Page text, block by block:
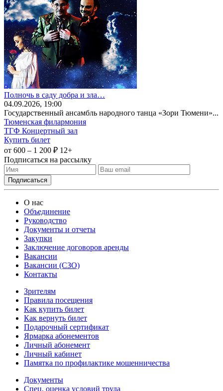
Полночь в саду добра и зла…
04.09.2026, 19:00
Государственный ансамбль народного танца «Зори Тюмени»...
Тюменская филармония
ТГФ Концертный зал
Купить билет
от 600 – 1 200 ₽ 12+
Подписаться на рассылку
О нас
Объединение
Руководство
Документы и отчеты
Закупки
Заключение договоров аренды
Вакансии
Вакансии (СЗО)
Контакты
Зрителям
Правила посещения
Как купить билет
Как вернуть билет
Подарочный сертификат
Ярмарка абонементов
Личный абонемент
Личный кабинет
Памятка по профилактике мошенничества
Документы
Спец. оценка условий труда